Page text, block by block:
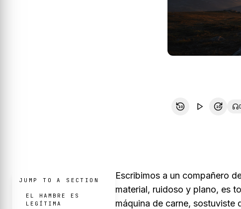
10 10
JUMP TO A SECTION
EL HAMBRE ES
LEGÍTIMA
Escribimos a un compañero
material, ruidoso y plano, es
máquina de carne, sostuviste